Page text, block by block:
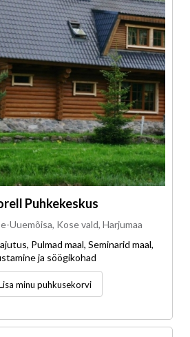
Puhkekeskus
Uuemõisa, Kose vald, Harjumaa
Pulmad maal, Seminarid maal,
ja söögikohad
minu puhkusekorvi